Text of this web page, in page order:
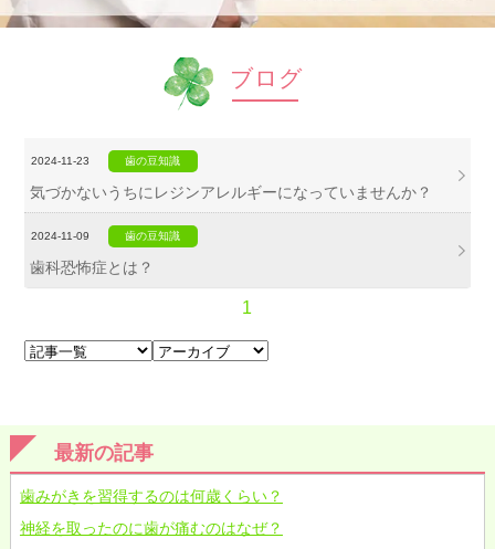
ブログ
2024-11-23 歯の豆知識
気づかないうちにレジンアレルギーになっていませんか？
2024-11-09 歯の豆知識
歯科恐怖症とは？
1
最新の記事
歯みがきを習得するのは何歳くらい？
神経を取ったのに歯が痛むのはなぜ？